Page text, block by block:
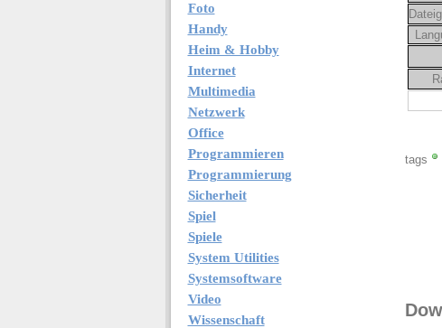
Foto
Handy
Heim & Hobby
Internet
Multimedia
Netzwerk
Office
Programmieren
Programmierung
Sicherheit
Spiel
Spiele
System Utilities
Systemsoftware
Video
Wissenschaft
tags